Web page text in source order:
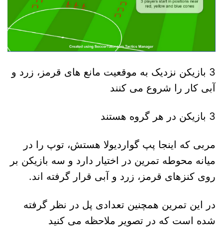
3 بازیکن نزدیک به موقعیت مانع های قرمز، زرد و
آبی کار را شروع می کنند
3 بازیکن در هر گروه هستند
مربی که اینجا پپ گواردیولا هستش، توپ را در
میانه محوطه تمرین در اختیار دارد و سه بازیکن بر
روی کنزهای قرمز، زرد و آبی قرار گرفته اند.
در این تمرین همچنین تعدادی پل در نظر گرفته
شده است که در تصویر ملاحظه می کنید